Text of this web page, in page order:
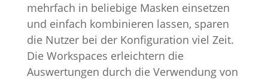
mehrfach in beliebige Masken einsetzen
und einfach kombinieren lassen, sparen
die Nutzer bei der Konfiguration viel Zeit.
Die Workspaces erleichtern die
Auswertungen durch die Verwendung von